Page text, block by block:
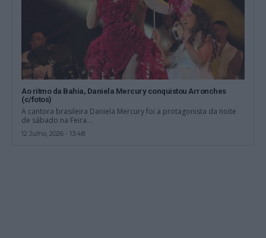
Ao ritmo da Bahia, Daniela Mercury conquistou Arronches
(c/fotos)
A cantora brasileira Daniela Mercury foi a protagonista da noite
de sábado na Feira...
12 Julho, 2026 - 13:48